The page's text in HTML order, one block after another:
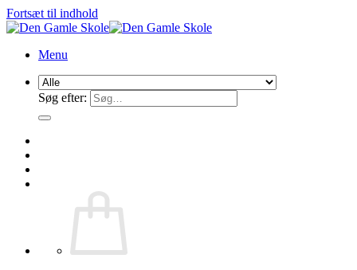
Fortsæt til indhold
Menu
Søg efter: